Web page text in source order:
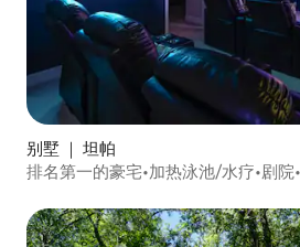
别墅 ｜ 坦帕
排名第一的豪宅•加热泳池/水疗•剧院